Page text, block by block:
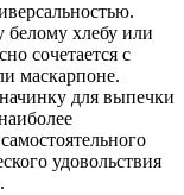
хлебу или
сочетается с
маскарпоне.
для выпечки
удовольствия